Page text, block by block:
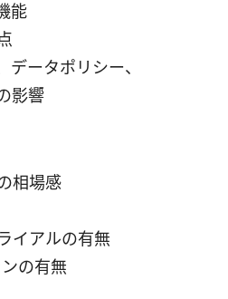
能
データポリシー、
影響
相場感
イアルの有無
ンの有無